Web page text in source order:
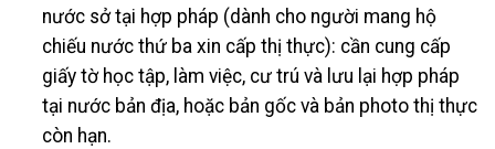
nước sở tại hợp pháp (dành cho người mang hộ
chiếu nước thứ ba xin cấp thị thực): cần cung cấp
giấy tờ học tập, làm việc, cư trú và lưu lại hợp pháp
tại nước bản địa, hoặc bản gốc và bản photo thị thực
còn hạn.